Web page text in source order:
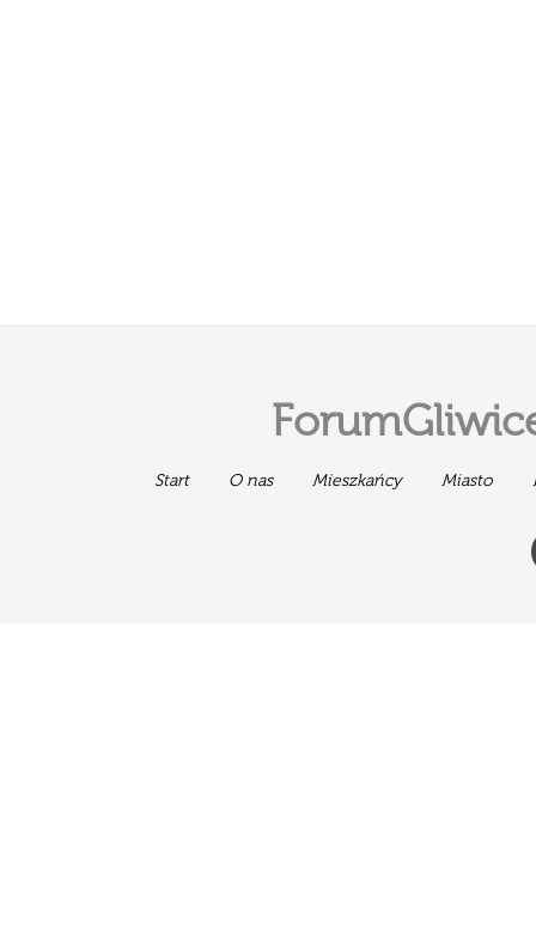
Start O nas Mieszkańcy Miasto